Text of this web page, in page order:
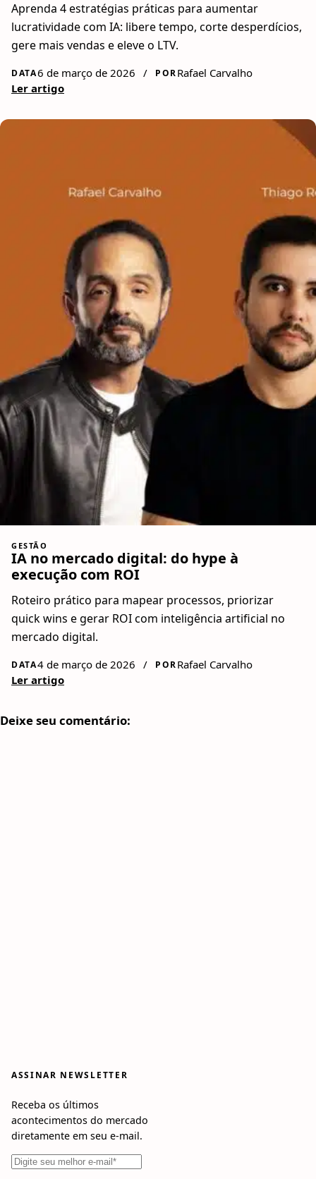
Aprenda 4 estratégias práticas para aumentar
lucratividade com IA: libere tempo, corte desperdícios,
gere mais vendas e eleve o LTV.
DATA6 de março de 2026 / PORRafael Carvalho
Ler artigo
GESTÃO
IA no mercado digital: do hype à
execução com ROI
Roteiro prático para mapear processos, priorizar
quick wins e gerar ROI com inteligência artificial no
mercado digital.
DATA4 de março de 2026 / PORRafael Carvalho
Ler artigo
Deixe seu comentário:
ASSINAR NEWSLETTER
Receba os últimos
acontecimentos do mercado
diretamente em seu e-mail.